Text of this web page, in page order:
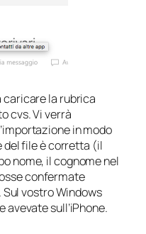
caricare la rubrica
cvs. Vi verrà
in modo
del file è corretta (il
nome, il cognome nel
confermate
Sul vostro Windows
sull’iPhone.